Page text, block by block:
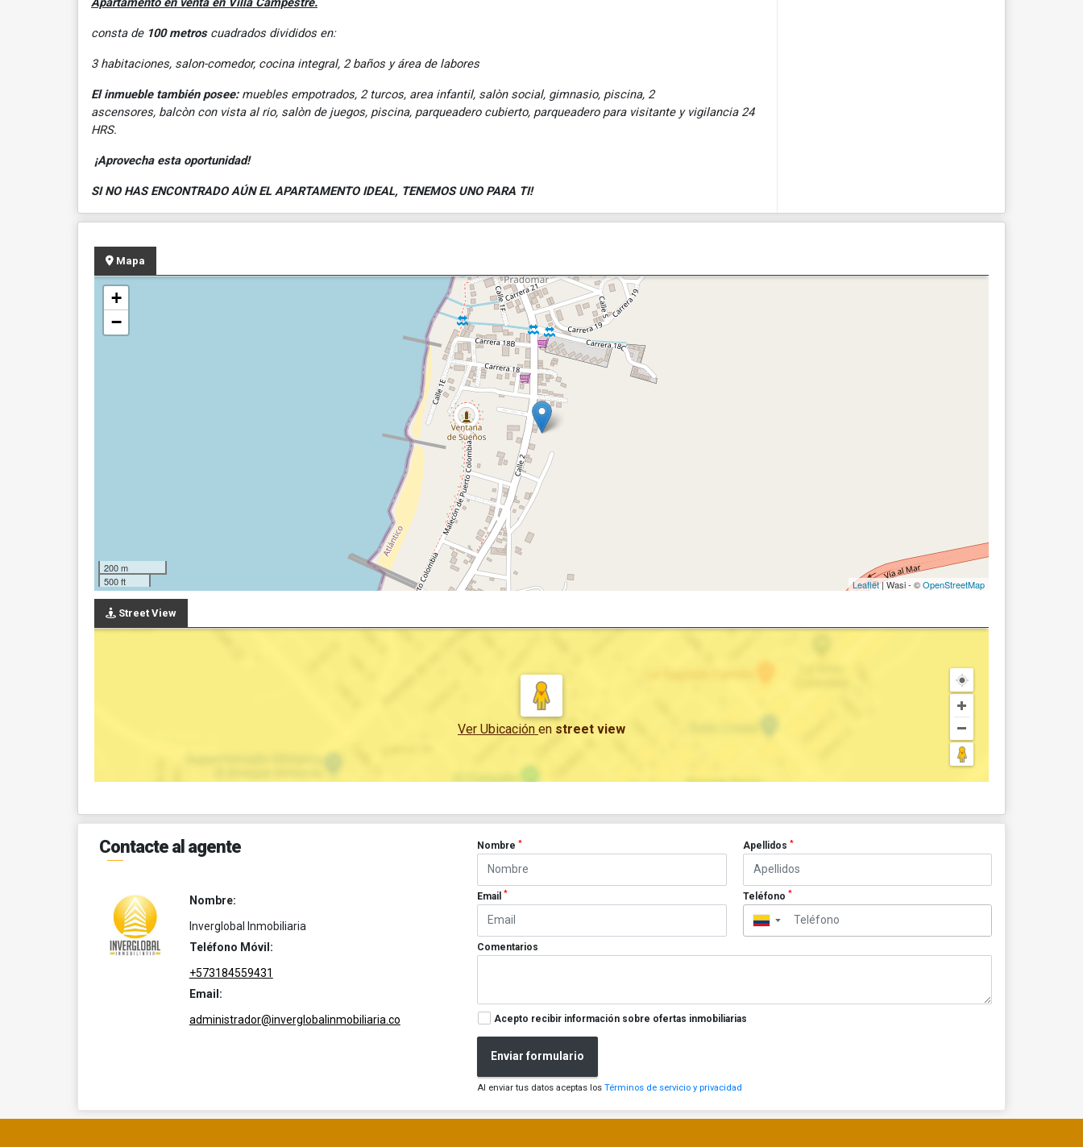
consta de 100 metroscuadrados divididos en:
3 habitaciones, salon-comedor, cocina integral, 2 baños y área de labores
El inmueble también posee:muebles empotrados, 2 turcos, area infantil, salòn social, gimnasio, piscina, 2
ascensores, balcòn con vista al rio, salòn de juegos, piscina, parqueadero cubierto, parqueadero para visitante y vigilancia 24
HRS.
¡Aprovecha esta oportunidad!
SI NO HAS ENCONTRADO AÚN EL APARTAMENTO IDEAL, TENEMOS UNO PARA TI!
Mapa
+
−
200 m
500 ft
Leaflet| Wasi - ©OpenStreetMap
Street View
Ver Ubicación en street view
Contacte al agente
Nombre:
Inverglobal Inmobiliaria
Teléfono Móvil:
+573184559431
Email:
administrador@inverglobalinmobiliaria.co
Nombre* Apellidos *
Email* Teléfono *
▼
Comentarios
Acepto recibir información sobre ofertas inmobiliarias
Enviar formulario
Al enviar tus datos aceptas losTérminos de servicio y privacidad